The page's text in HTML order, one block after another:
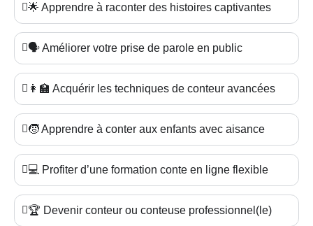
🌟 Apprendre à raconter des histoires captivantes
🗣️ Améliorer votre prise de parole en public
👩‍🏫 Acquérir les techniques de conteur avancées
🧒 Apprendre à conter aux enfants avec aisance
💻 Profiter d’une formation conte en ligne flexible
🏆 Devenir conteur ou conteuse professionnel(le)